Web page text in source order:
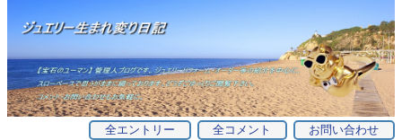
お問い合わせ
全コメント
全エントリー